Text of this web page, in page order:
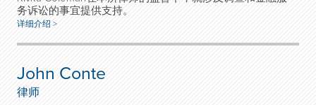
务诉讼的事宜提供支持。
详细介绍 >
John Conte
律师